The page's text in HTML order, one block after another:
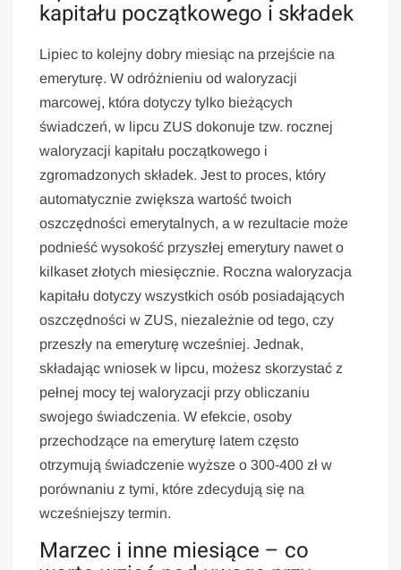
kapitału początkowego i składek
Lipiec to kolejny dobry miesiąc na przejście na
emeryturę. W odróżnieniu od waloryzacji
marcowej, która dotyczy tylko bieżących
świadczeń, w lipcu ZUS dokonuje tzw. rocznej
waloryzacji kapitału początkowego i
zgromadzonych składek. Jest to proces, który
automatycznie zwiększa wartość twoich
oszczędności emerytalnych, a w rezultacie może
podnieść wysokość przyszłej emerytury nawet o
kilkaset złotych miesięcznie. Roczna waloryzacja
kapitału dotyczy wszystkich osób posiadających
oszczędności w ZUS, niezależnie od tego, czy
przeszły na emeryturę wcześniej. Jednak,
składając wniosek w lipcu, możesz skorzystać z
pełnej mocy tej waloryzacji przy obliczaniu
swojego świadczenia. W efekcie, osoby
przechodzące na emeryturę latem często
otrzymują świadczenie wyższe o 300-400 zł w
porównaniu z tymi, które zdecydują się na
wcześniejszy termin.
Marzec i inne miesiące – co